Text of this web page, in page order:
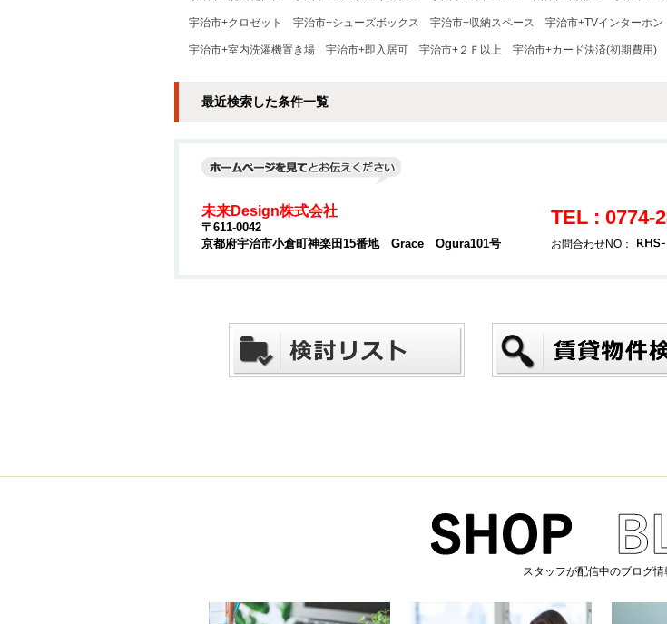
宇治市+クロゼット 宇治市+シューズボックス 宇治市+収納スペース 宇治市+TVインターホン
宇治市+室内洗濯機置き場 宇治市+即入居可 宇治市+２Ｆ以上 宇治市+カード決済(初期費用)
最近検索した条件一覧
未来Design株式会社
〒611-0042
京都府宇治市小倉町神楽田15番地 Grace Ogura101号
TEL : 0774-
お問合わせNO：
スタッフが配信中のブログ情